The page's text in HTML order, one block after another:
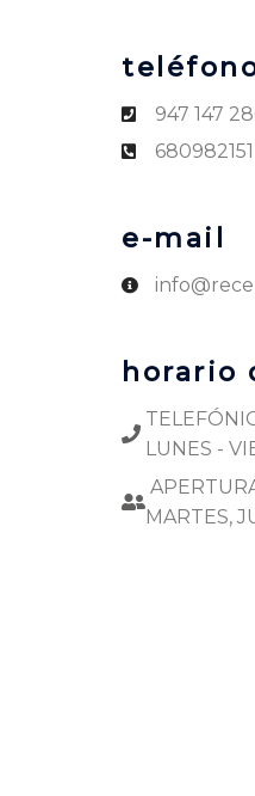
947 147
680982151
e-mail
horario
LUNES -
MARTES,